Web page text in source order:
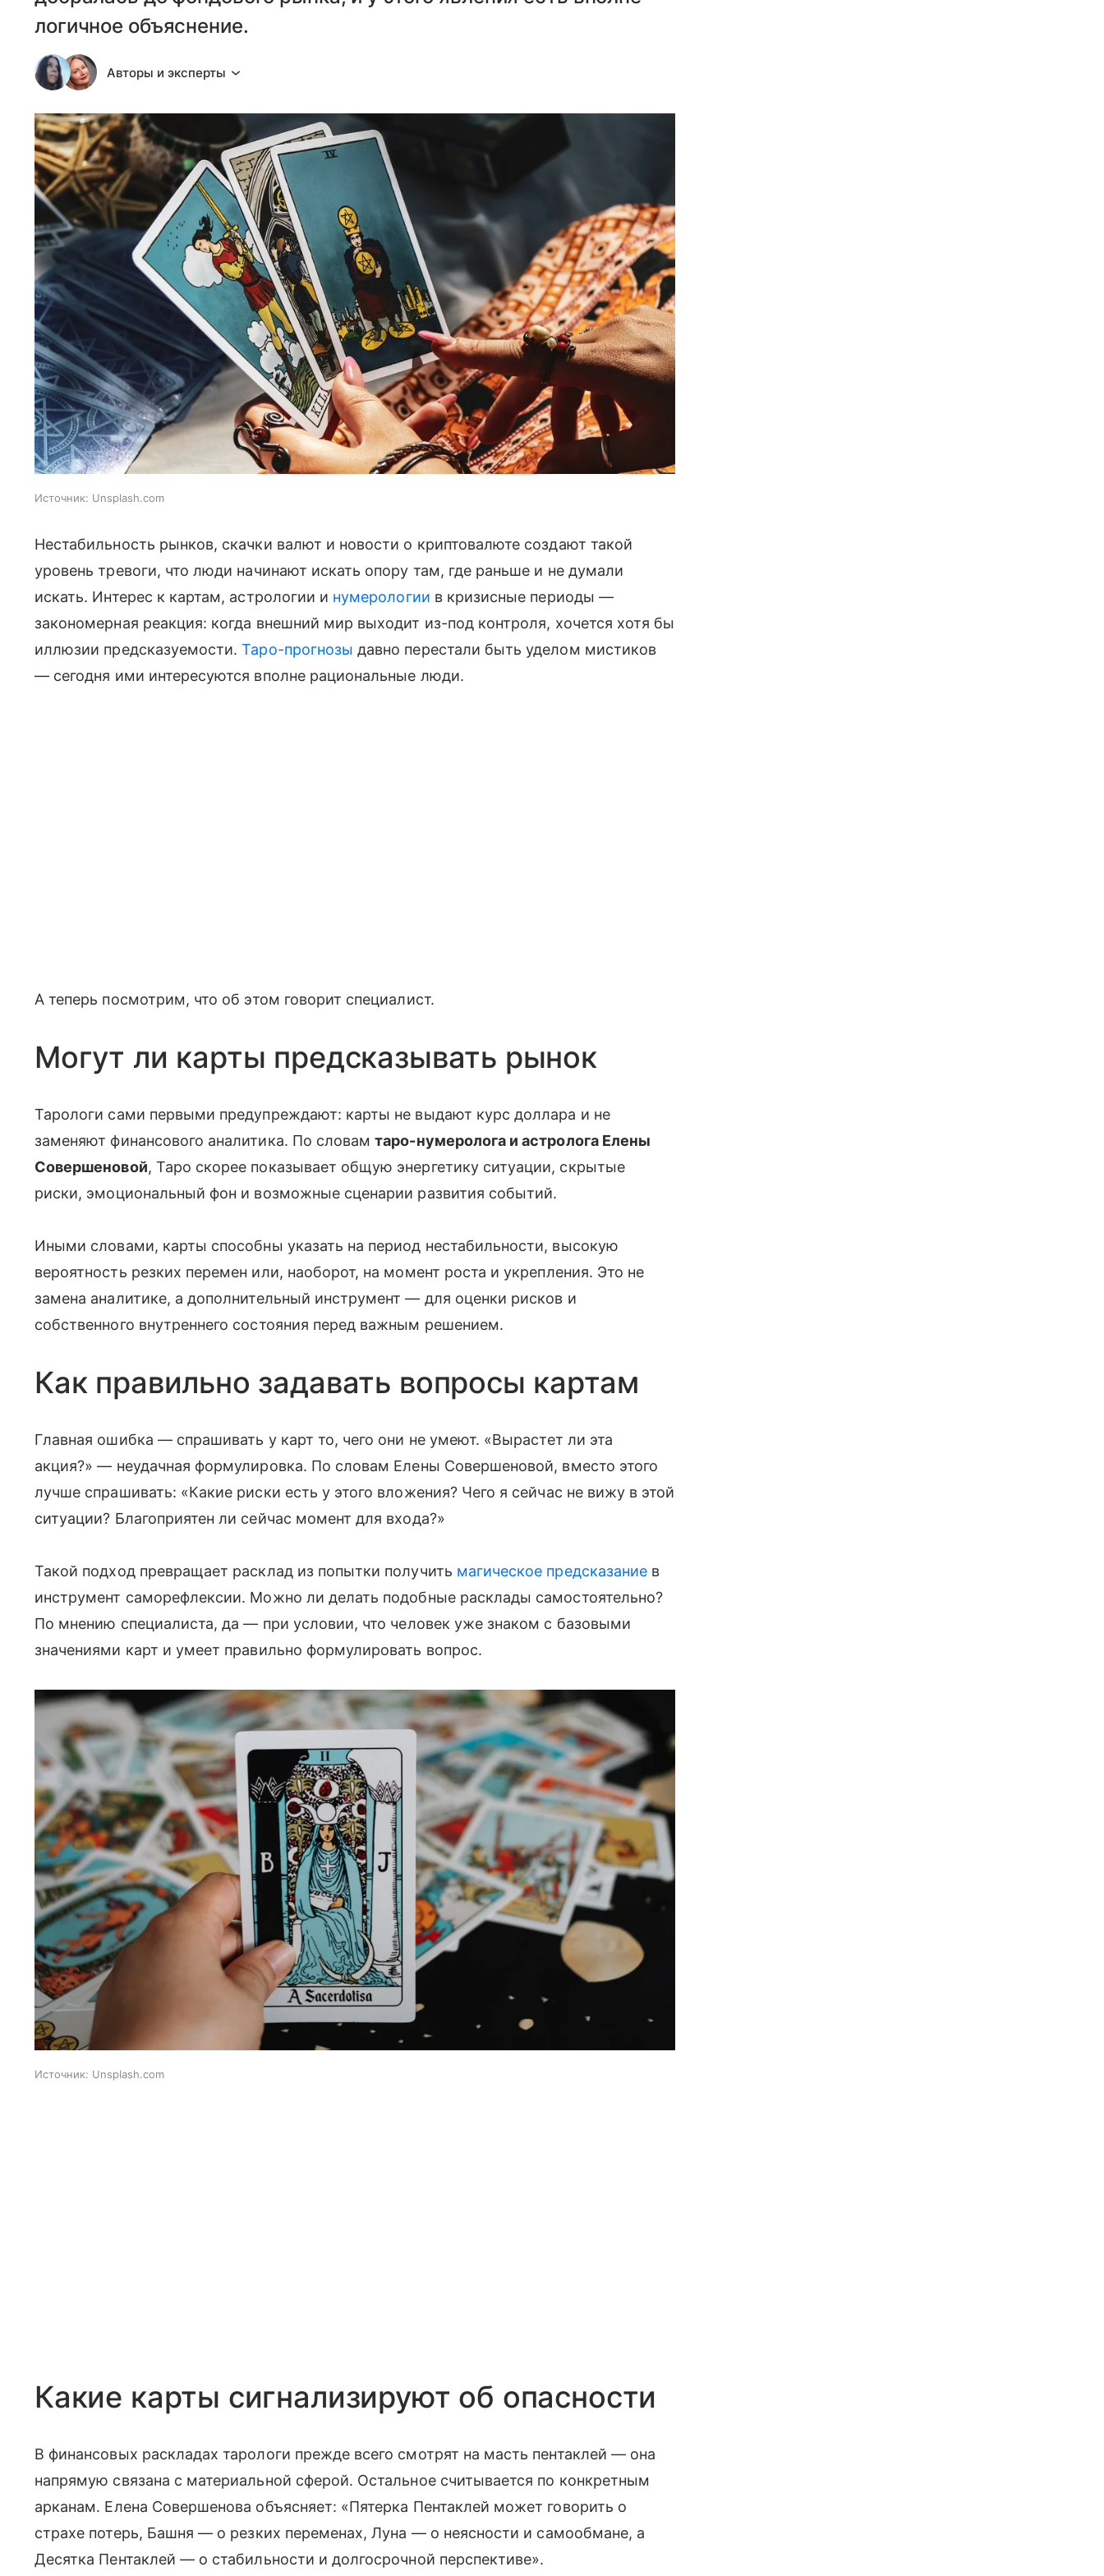
логичное объяснение.
Авторы и эксперты
Источник: Unsplash.com
Нестабильность рынков, скачки валют и новости о криптовалюте создают такой
уровень тревоги, что люди начинают искать опору там, где раньше и не думали
искать. Интерес к картам, астрологии и нумерологии в кризисные периоды —
закономерная реакция: когда внешний мир выходит из-под контроля, хочется хотя бы
иллюзии предсказуемости.Таро-прогнозы давно перестали быть уделом мистиков
— сегодня ими интересуются вполне рациональные люди.
А теперь посмотрим, что об этом говорит специалист.
Могут ли карты предсказывать рынок
Тарологи сами первыми предупреждают: карты не выдают курс доллара и не
заменяют финансового аналитика. По словамтаро-нумеролога и астролога Елены
Совершеновой, Таро скорее показывает общую энергетику ситуации, скрытые
риски, эмоциональный фон и возможные сценарии развития событий.
Иными словами, карты способны указать на период нестабильности, высокую
вероятность резких перемен или, наоборот, на момент роста и укрепления. Это не
замена аналитике, а дополнительный инструмент — для оценки рисков и
собственного внутреннего состояния перед важным решением.
Как правильно задавать вопросы картам
Главная ошибка — спрашивать у карт то, чего они не умеют. «Вырастет ли эта
акция?» — неудачная формулировка. По словам Елены Совершеновой, вместо этого
лучше спрашивать: «Какие риски есть у этого вложения? Чего я сейчас не вижу в этой
ситуации? Благоприятен ли сейчас момент для входа?»
Такой подход превращает расклад из попытки получить магическое предсказание в
инструмент саморефлексии. Можно ли делать подобные расклады самостоятельно?
По мнению специалиста, да — при условии, что человек уже знаком с базовыми
значениями карт и умеет правильно формулировать вопрос.
Источник: Unsplash.com
Какие карты сигнализируют об опасности
В финансовых раскладах тарологи прежде всего смотрят на масть пентаклей — она
напрямую связана с материальной сферой. Остальное считывается по конкретным
арканам. Елена Совершенова объясняет: «Пятерка Пентаклей может говорить о
страхе потерь, Башня — о резких переменах, Луна — о неясности и самообмане, а
Десятка Пентаклей — о стабильности и долгосрочной перспективе».